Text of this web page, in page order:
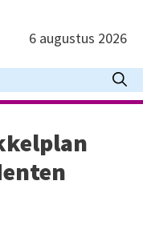
6 augustus 2026